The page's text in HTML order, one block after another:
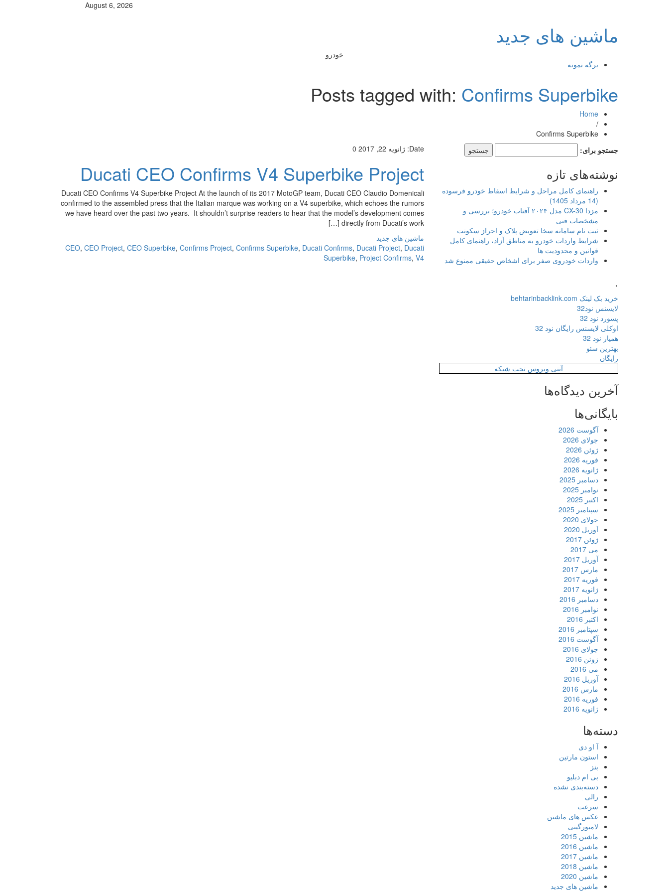
August 6, 2026
ماشین های جدید
خودرو
برگه نمونه
Posts tagged with: Confirms Superbike
Home
/
Confirms Superbike
Date: ژانویه 22, 2017 0
Ducati CEO Confirms V4 Superbike Project
Ducati CEO Confirms V4 Superbike Project At the launch of its 2017 MotoGP team, Ducati CEO Claudio Domenicali
confirmed to the assembled press that the Italian marque was working on a V4 superbike, which echoes the rumors
we have heard over the past two years. It shouldn’t surprise readers to hear that the model’s development comes
directly from Ducati’s work […]
ماشین های جدید
CEO, CEO Project, CEO Superbike, Confirms Project, Confirms Superbike, Ducati Confirms, Ducati Project, Ducati
Superbike, Project Confirms, V4
جستجو برای:
نوشته‌های تازه
راهنمای کامل مراحل و شرایط اسقاط خودرو فرسوده
(14 مرداد 1405)
مزدا CX-30 مدل ۲۰۲۴ آفتاب خودرو؛ بررسی و
مشخصات فنی
ثبت نام سامانه سخا تعویض پلاک و احراز سکونت
شرایط واردات خودرو به مناطق آزاد، راهنمای کامل
قوانین و محدودیت ها
واردات خودروی صفر برای اشخاص حقیقی ممنوع شد
.
خرید بک لینک behtarinbacklink.com
لایسنس نود32
پسورد نود 32
اوکلی لایسنس رایگان نود 32
همیار نود 32
بهترین سئو
رایگان
آنتی ویروس تحت شبکه
آخرین دیدگاه‌ها
بایگانی‌ها
آگوست 2026
جولای 2026
ژوئن 2026
فوریه 2026
ژانویه 2026
دسامبر 2025
نوامبر 2025
اکتبر 2025
سپتامبر 2025
جولای 2020
آوریل 2020
ژوئن 2017
می 2017
آوریل 2017
مارس 2017
فوریه 2017
ژانویه 2017
دسامبر 2016
نوامبر 2016
اکتبر 2016
سپتامبر 2016
آگوست 2016
جولای 2016
ژوئن 2016
می 2016
آوریل 2016
مارس 2016
فوریه 2016
ژانویه 2016
دسته‌ها
آ او دی
استون مارتین
بنز
بی ام دبلیو
دسته‌بندی نشده
رالی
سرعت
عکس های ماشین
لامبورگینی
ماشین 2015
ماشین 2016
ماشین 2017
ماشین 2018
ماشین 2020
ماشین های جدید